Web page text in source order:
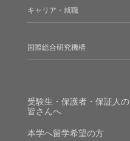
キャリア・就職
国際総合研究機構
受験生・保護者・保証人の
皆さんへ
本学へ留学希望の方